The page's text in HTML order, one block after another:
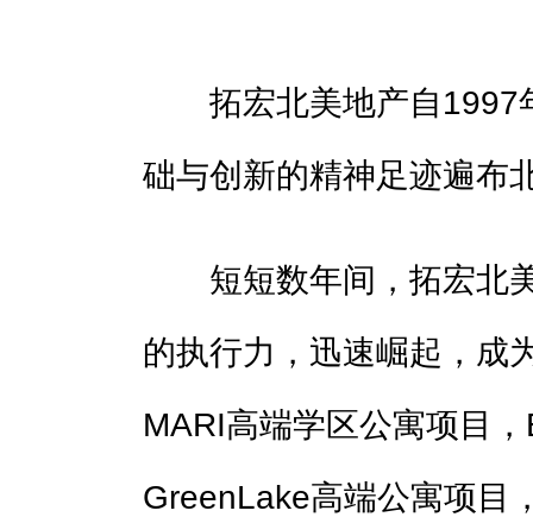
拓宏北美地产自1997
础与创新的精神足迹遍布
短短数年间，拓宏北美
的执行力，迅速崛起，成
MARI高端学区公寓项目
GreenLake高端公寓项目